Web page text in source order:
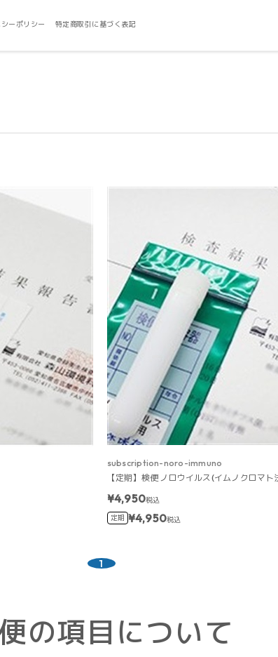
ーポリシー 特定商取引に基づく表記
subscription-noro-immuno
【定期】検便 ノロウイルス(イムノクロマト
¥4,950税込
定期 ¥4,950税込
1
の項目について